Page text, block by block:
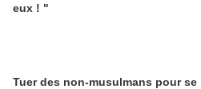
eux ! "
Tuer des non-musulmans pour se